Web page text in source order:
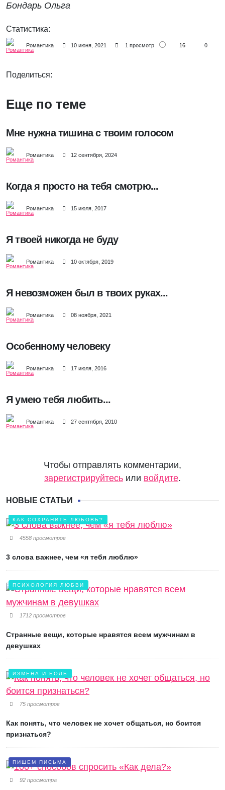
Бондарь Ольга
Статистика:
Романтика 10 июня, 2021 1 просмотр 16 0
Поделиться:
Еще по теме
Мне нужна тишина с твоим голосом
Романтика 12 сентября, 2024
Когда я просто на тебя смотрю...
Романтика 15 июля, 2017
Я твоей никогда не буду
Романтика 10 октября, 2019
Я невозможен был в твоих руках...
Романтика 08 ноября, 2021
Особенному человеку
Романтика 17 июля, 2016
Я умею тебя любить...
Романтика 27 сентября, 2010
Чтобы отправлять комментарии,
зарегистрируйтесь или войдите.
НОВЫЕ СТАТЬИ
КАК СОХРАНИТЬ ЛЮБОВЬ?
4558 просмотров
3 слова важнее, чем «я тебя люблю»
ПСИХОЛОГИЯ ЛЮБВИ
1712 просмотров
Странные вещи, которые нравятся всем мужчинам в
девушках
ИЗМЕНА И БОЛЬ
75 просмотров
Как понять, что человек не хочет общаться, но боится
признаться?
ПИШЕМ ПИСЬМА
92 просмотра